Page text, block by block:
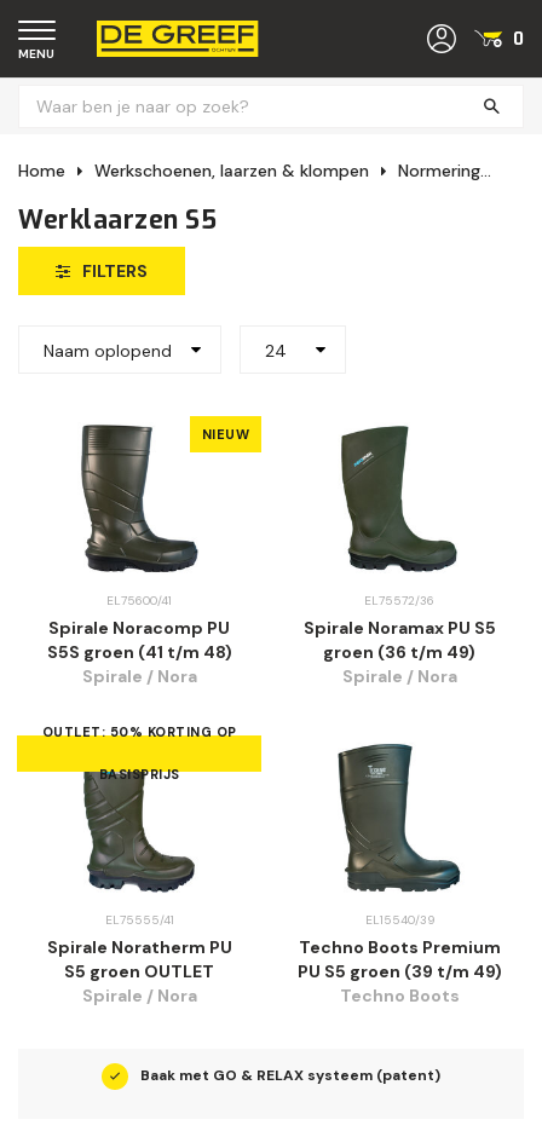
MENU
0
Home Werkschoenen, laarzen & klompen Normering
Werklaarzen S5
FILTERS
Naam oplopend 24
NIEUW
EL75600/41
Spirale Noracomp PU
S5S groen (41 t/m 48)
Spirale / Nora
EL75572/36
Spirale Noramax PU S5
groen (36 t/m 49)
Spirale / Nora
OUTLET: 50% KORTING OP
BASISPRIJS
EL75555/41
Spirale Noratherm PU
S5 groen OUTLET
Spirale / Nora
EL15540/39
Techno Boots Premium
PU S5 groen (39 t/m 49)
Techno Boots
Baak met GO & RELAX systeem (patent)